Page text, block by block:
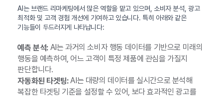
AI는 브랜드 리마케팅에서 많은 역할을 맡고 있으며, 소비자 분석, 광고
최적화 및 고객 경험 개선에 기여하고 있습니다. 특히 아래와 같은
기능들이 두드러지게 나타납니다:
예측 분석:AI는 과거의 소비자 행동 데이터를 기반으로 미래의
행동을 예측하여, 어느 고객이 특정 제품에 관심을 가질지
판단합니다.
자동화된 타겟팅:AI는 대량의 데이터를 실시간으로 분석해
복잡한 타겟팅 기준을 설정할 수 있어, 보다 효과적인 광고를